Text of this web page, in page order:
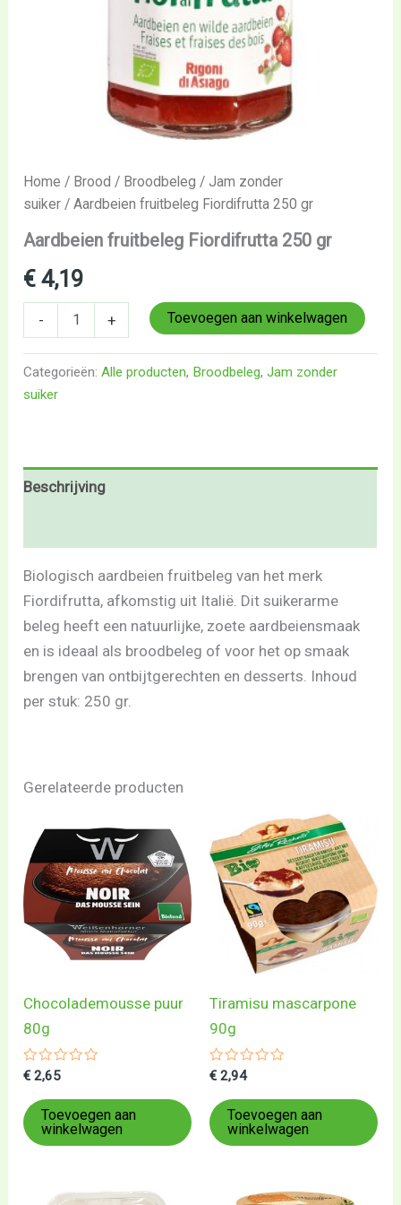
Home / Brood / Broodbeleg /Jam zonder
suiker / Aardbeien fruitbeleg Fiordifrutta 250 gr
Aardbeien fruitbeleg Fiordifrutta 250 gr
€ 4,19
- + Toevoegen aan winkelwagen
Categorieën:Alle producten, Broodbeleg,Jam zonder
suiker
Beschrijving
Biologisch aardbeien fruitbeleg van het merk
Fiordifrutta, afkomstig uit Italië. Dit suikerarme
beleg heeft een natuurlijke, zoete aardbeiensmaak
en is ideaal als broodbeleg of voor het op smaak
brengen van ontbijtgerechten en desserts. Inhoud
per stuk: 250 gr.
Gerelateerde producten
Chocolademousse puur
80g
Gewaardeerd
uit
5
€ 2,65
Toevoegen aan
winkelwagen
Tiramisu mascarpone
90g
Gewaardeerd
uit
5
€ 2,94
Toevoegen aan
winkelwagen